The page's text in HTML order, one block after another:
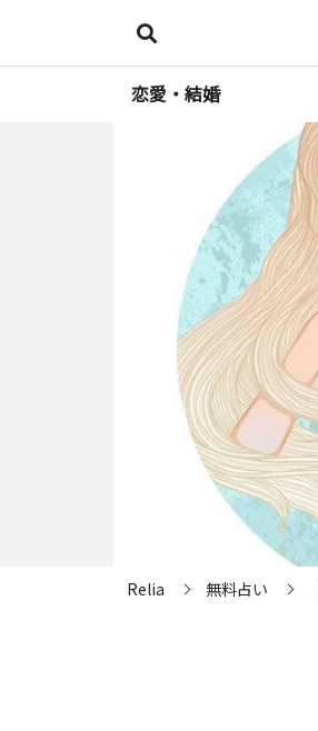
恋愛・結婚
Relia 無料占い